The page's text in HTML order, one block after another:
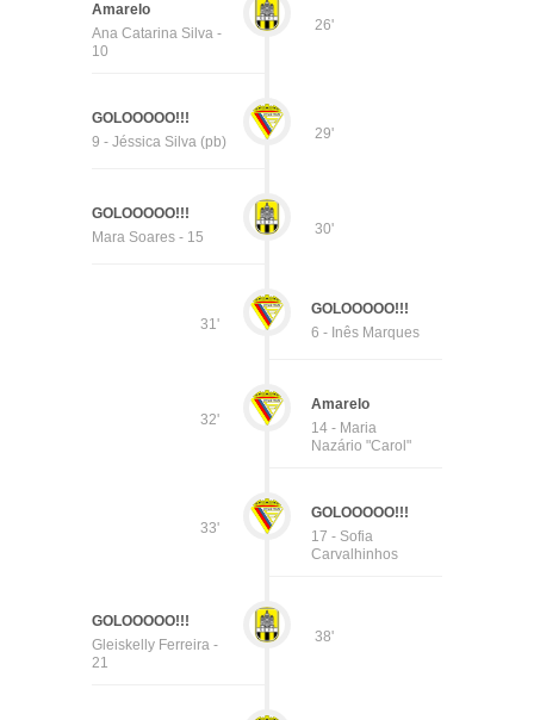
26'
Amarelo
Ana Catarina Silva -
10
29'
GOLOOOOO!!!
9 - Jéssica Silva (pb)
30'
GOLOOOOO!!!
Mara Soares - 15
31'
GOLOOOOO!!!
6 - Inês Marques
32'
Amarelo
14 - Maria
Nazário "Carol"
33'
GOLOOOOO!!!
17 - Sofia
Carvalhinhos
38'
GOLOOOOO!!!
Gleiskelly Ferreira -
21